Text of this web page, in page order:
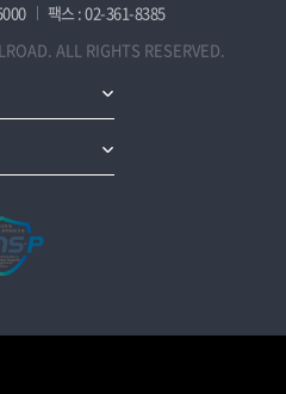
팩스 : 02-361-8385
ALL RIGHTS RESERVED.